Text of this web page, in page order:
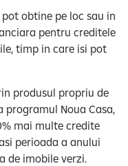
obtine pe loc sau in
pentru creditele
timp in care isi pot
produsul propriu de
Noua Casa,
mai multe credite
perioada a anului
de imobile verzi.